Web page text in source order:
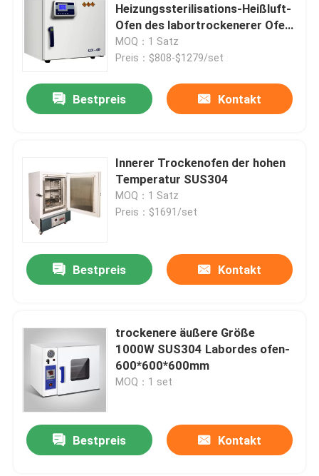
Heizungssterilisations-Heißluft-
Ofen des labortrockenerer Ofen-
SUS304
MOQ：1 Satz
Preis：$808-$1279/set
Bestpreis Kontakt
Innerer Trockenofen der hohen
Temperatur SUS304
MOQ：1 Satz
Preis：$1691/set
Bestpreis Kontakt
trockenere äußere Größe
1000W SUS304 Labordes ofen-
600*600*600mm
MOQ：1 set
Bestpreis Kontakt